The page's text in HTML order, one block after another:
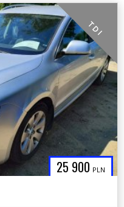
25 900 PLN
T D I